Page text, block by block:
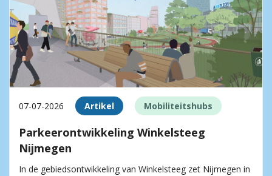
07-07-2026 Artikel Mobiliteitshubs
Parkeerontwikkeling Winkelsteeg
Nijmegen
In de gebiedsontwikkeling van Winkelsteeg zet Nijmegen in